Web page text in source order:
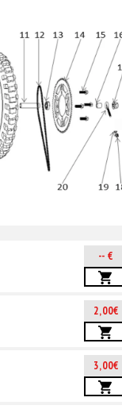
-- €
2,00€
3,00€